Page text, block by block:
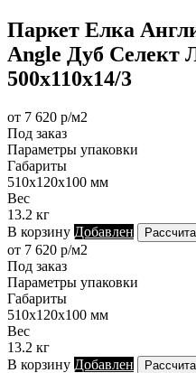
Паркет Елка
Angle Дуб Селект
500х110х14/3
от 7 620 р/м2
Под заказ
Параметры упаковки
Габариты
510х120х100 мм
Вес
13.2 кг
В корзину Добавлен
от 7 620 р/м2
Под заказ
Параметры упаковки
Габариты
510х120х100 мм
Вес
13.2 кг
В корзину Добавлен